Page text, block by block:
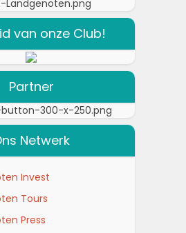
van onze Club!
Partner
Netwerk
Invest
Tours
Press